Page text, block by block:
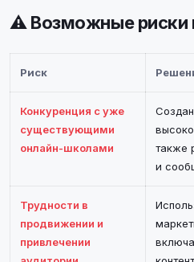
⚠️ Возможные риски
Риск
Конкуренция с уже
существующими
онлайн-школами
также
и
Трудности в
продвижении и
привлечении